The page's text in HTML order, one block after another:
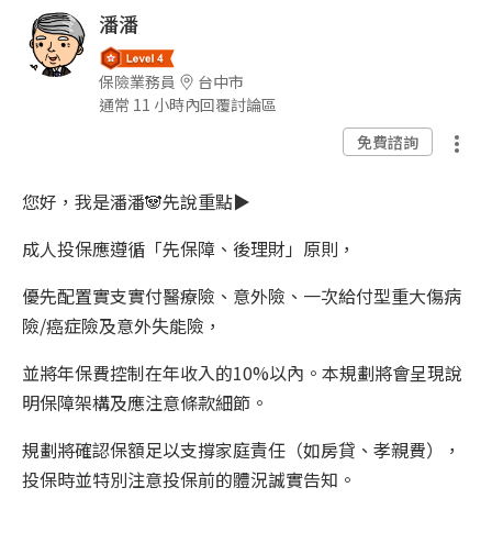
潘潘
保險業務員
台中市
通常 11 小時內回覆討論區
免費諮詢
您好，我是潘潘🐼先說重點▶️
成人投保應遵循「先保障、後理財」原則，
優先配置實支實付醫療險、意外險、一次給付型重大傷病
險/癌症險及意外失能險，
並將年保費控制在年收入的10%以內。本規劃將會呈現說
明保障架構及應注意條款細節。
規劃將確認保額足以支撐家庭責任（如房貸、孝親費），
投保時並特別注意投保前的體況誠實告知。